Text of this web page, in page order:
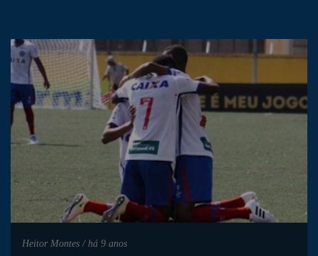
Heitor Montes / há 9 anos